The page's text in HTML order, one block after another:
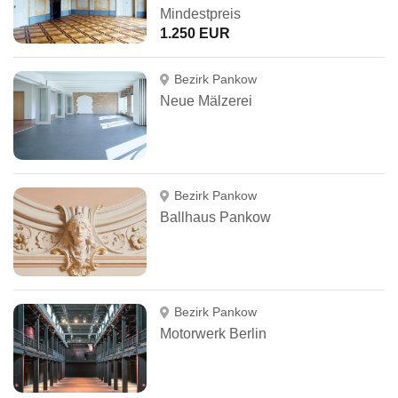
Mindestpreis
1.250 EUR
Bezirk Pankow
Neue Mälzerei
Bezirk Pankow
Ballhaus Pankow
Bezirk Pankow
Motorwerk Berlin